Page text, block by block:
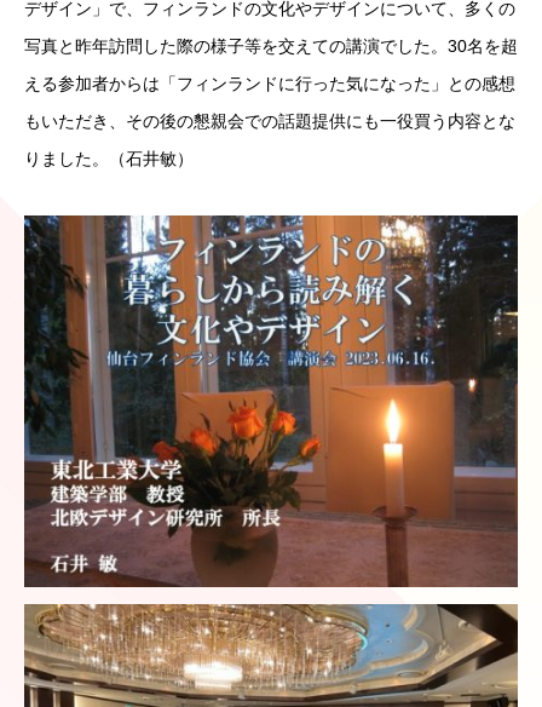
デザイン」で、フィンランドの文化やデザインについて、多くの
写真と昨年訪問した際の様子等を交えての講演でした。 30名を超
える参加者からは「フィンランドに行った気になった」との感想
もいただき、その後の懇親会での話題提供にも一役買う内容とな
りました。（石井敏）